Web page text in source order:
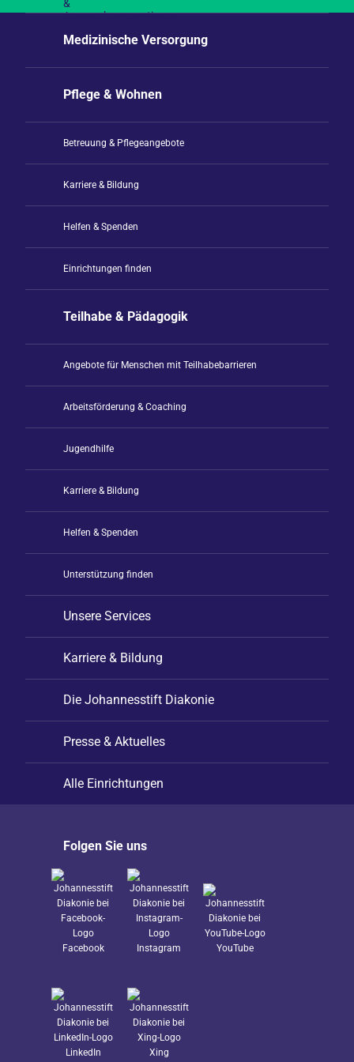
Medizinische Versorgung
Pflege & Wohnen
Betreuung & Pflegeangebote
Karriere & Bildung
Helfen & Spenden
Einrichtungen finden
Teilhabe & Pädagogik
Angebote für Menschen mit Teilhabebarrieren
Arbeitsförderung & Coaching
Jugendhilfe
Karriere & Bildung
Helfen & Spenden
Unterstützung finden
Unsere Services
Karriere & Bildung
Die Johannesstift Diakonie
Presse & Aktuelles
Alle Einrichtungen
Folgen Sie uns
Facebook Instagram YouTube
LinkedIn Xing